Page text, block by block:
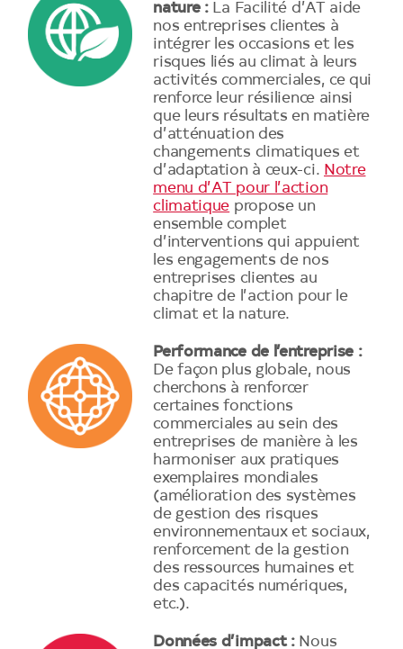
nature :La Facilité d’AT aide
nos entreprises clientes à
intégrer les occasions et les
risques liés au climat à leurs
activités commerciales, ce qui
renforce leur résilience ainsi
que leurs résultats en matière
d’atténuation des
changements climatiques et
d’adaptation à ceux-ci. Notre
menu d’AT pour l’action
climatique propose un
ensemble complet
d’interventions qui appuient
les engagements de nos
entreprises clientes au
chapitre de l’action pour le
climat et la nature.
Performance de l’entreprise :
De façon plus globale, nous
cherchons à renforcer
certaines fonctions
commerciales au sein des
entreprises de manière à les
harmoniser aux pratiques
exemplaires mondiales
(amélioration des systèmes
de gestion des risques
environnementaux et sociaux,
renforcement de la gestion
des ressources humaines et
des capacités numériques,
etc.).
Données d’impact :Nous